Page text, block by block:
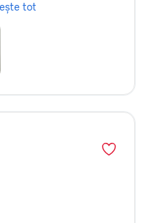
tot